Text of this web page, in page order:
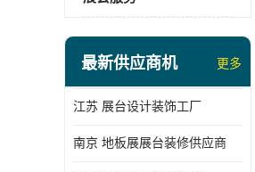
最新供应商机 更多
江苏 展台设计装饰工厂
南京 地板展展台装修供应商